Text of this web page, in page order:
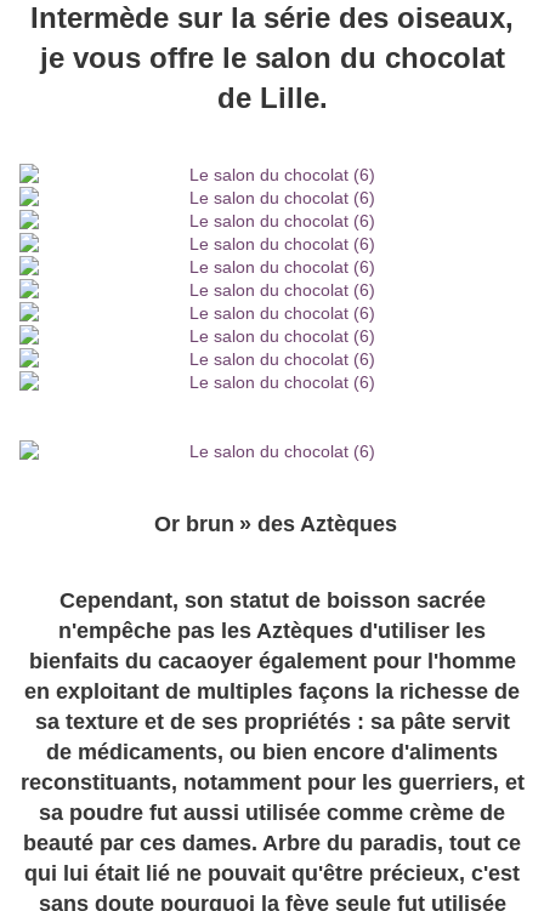
Intermède sur la série des oiseaux,
je vous offre le salon du chocolat
de Lille.
Or brun » des Aztèques
Cependant, son statut de boisson sacrée
n'empêche pas les Aztèques d'utiliser les
bienfaits du cacaoyer également pour l'homme
en exploitant de multiples façons la richesse de
sa texture et de ses propriétés : sa pâte servit
de médicaments, ou bien encore d'aliments
reconstituants, notamment pour les guerriers, et
sa poudre fut aussi utilisée comme crème de
beauté par ces dames. Arbre du paradis, tout ce
qui lui était lié ne pouvait qu'être précieux, c'est
sans doute pourquoi la fève seule fut utilisée